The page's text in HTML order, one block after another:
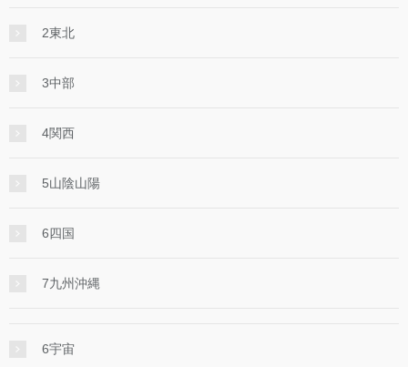
2東北
3中部
4関西
5山陰山陽
6四国
7九州沖縄
6宇宙